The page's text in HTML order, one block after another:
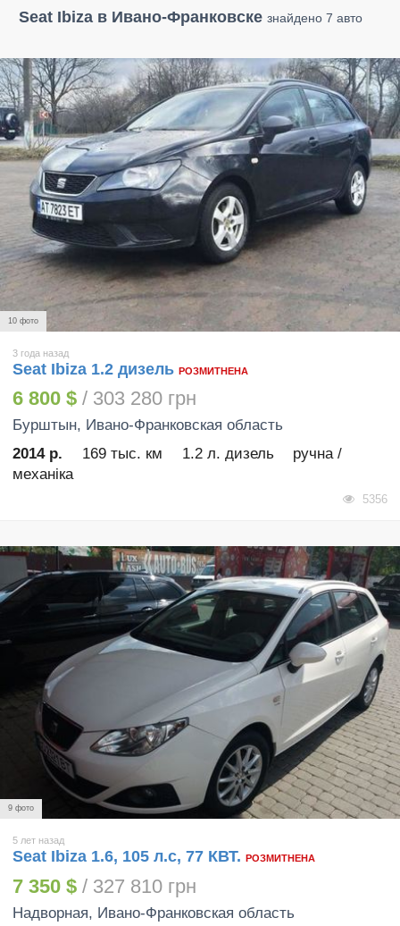
Seat Ibiza в Ивано-Франковске знайдено 7 авто
10 фото
3 года назад
Seat Ibiza 1.2 дизель РОЗМИТНЕНА
6 800 $ / 303 280 грн
Бурштын, Ивано-Франковская область
2014 р.
169 тыс. км 1.2 л. дизель
ручна /
механіка
5356
9 фото
5 лет назад
Seat Ibiza 1.6, 105 л.с, 77 КВТ. РОЗМИТНЕНА
7 350 $ / 327 810 грн
Надворная, Ивано-Франковская область